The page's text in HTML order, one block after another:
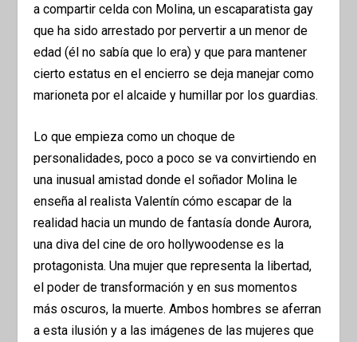
a compartir celda con Molina, un escaparatista gay
que ha sido arrestado por pervertir a un menor de
edad (él no sabía que lo era) y que para mantener
cierto estatus en el encierro se deja manejar como
marioneta por el alcaide y humillar por los guardias.
Lo que empieza como un choque de
personalidades, poco a poco se va convirtiendo en
una inusual amistad donde el soñador Molina le
enseña al realista Valentín cómo escapar de la
realidad hacia un mundo de fantasía donde Aurora,
una diva del cine de oro hollywoodense es la
protagonista. Una mujer que representa la libertad,
el poder de transformación y en sus momentos
más oscuros, la muerte. Ambos hombres se aferran
a esta ilusión y a las imágenes de las mujeres que